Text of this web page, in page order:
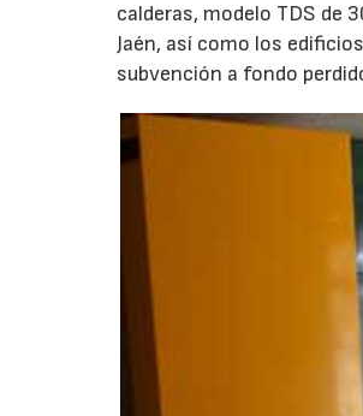
calderas, modelo TDS de
Jaén, así como los
subvención a fondo